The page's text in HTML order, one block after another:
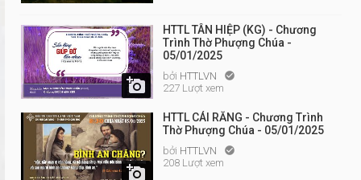

HTTL TÂN HIỆP (KG) - Chương
Trình Thờ Phượng Chúa -
05/01/2025
bởi HTTLVN 
227 Lượt xem

HTTL CÁI RĂNG - Chương Trình
Thờ Phượng Chúa - 05/01/2025
bởi HTTLVN 
208 Lượt xem